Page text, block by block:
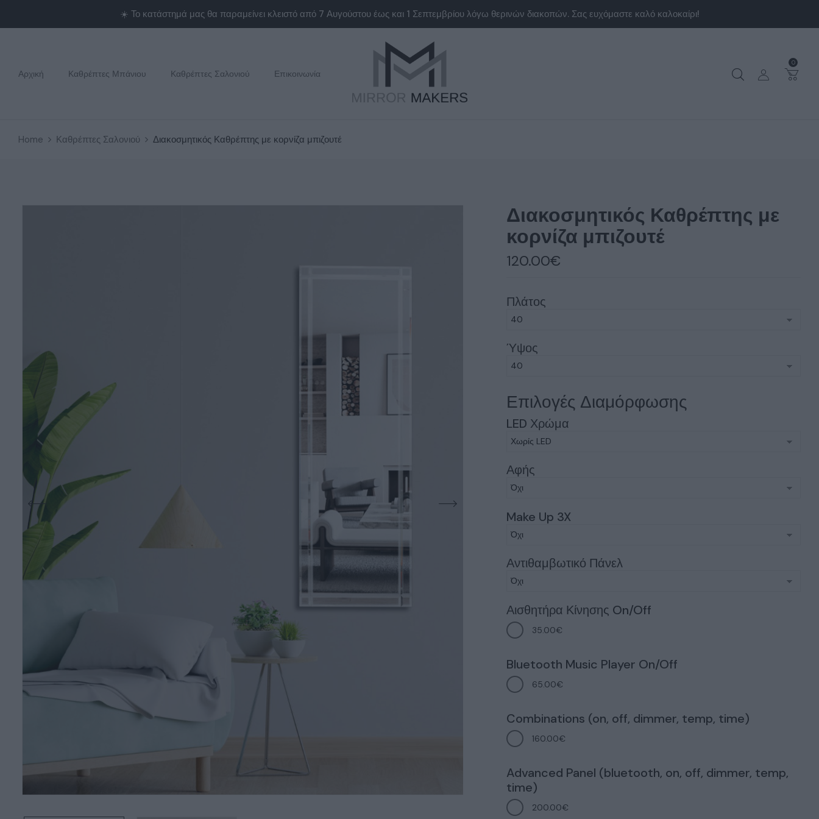
Αρχική Καθρέπτες Μπάνιου Καθρέπτες Σαλονιού Επικοινωνία
0
Home Καθρέπτες Σαλονιού Διακοσμητικός Καθρέπτης με κορνίζα μπιζουτέ
Διακοσμητικός Καθρέπτης με
κορνίζα μπιζουτέ
120.00€
Πλάτος
Ύψος
Επιλογές Διαμόρφωσης
LED Χρώμα
Αφής
Make Up 3X
Αντιθαμβωτικό Πάνελ
Αισθητήρα Κίνησης On/Off
35.00€
Bluetooth Music Player On/Off
65.00€
Combinations (on, off, dimmer, temp, time)
160.00€
Advanced Panel (bluetooth, on, off, dimmer, temp,
time)
200.00€